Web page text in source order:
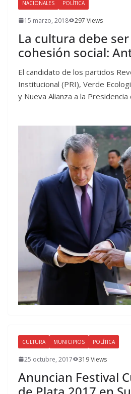
NACIONALES POLÍTICA
15 marzo, 2018 297 Views
La cultura debe
cohesión social:
El candidato de los partidos
Institucional (PRI), Verde
y Nueva Alianza a la Presidencia
CULTURA MUNICIPIOS POLÍTICA
25 octubre, 2017 319 Views
Anuncian Festival